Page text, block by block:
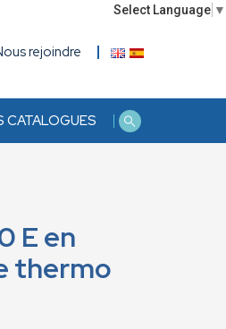
Select Language ▼
rejoindre
CATALOGUES
E en
thermo